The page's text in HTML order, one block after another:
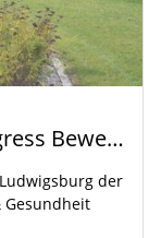
Programm für den WLV Kongress Bewegung & Gesundheit am 21.10.2018 ist online!
der
Gesundheit